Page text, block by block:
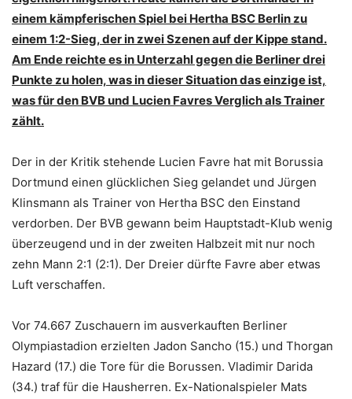
einem kämpferischen Spiel bei Hertha BSC Berlin zu
einem 1:2-Sieg, der in zwei Szenen auf der Kippe stand.
Am Ende reichte es in Unterzahl gegen die Berliner drei
Punkte zu holen, was in dieser Situation das einzige ist,
was für den BVB und Lucien Favres Verglich als Trainer
zählt.
Der in der Kritik stehende Lucien Favre hat mit Borussia
Dortmund einen glücklichen Sieg gelandet und Jürgen
Klinsmann als Trainer von Hertha BSC den Einstand
verdorben. Der BVB gewann beim Hauptstadt-Klub wenig
überzeugend und in der zweiten Halbzeit mit nur noch
zehn Mann 2:1 (2:1). Der Dreier dürfte Favre aber etwas
Luft verschaffen.
Vor 74.667 Zuschauern im ausverkauften Berliner
Olympiastadion erzielten Jadon Sancho (15.) und Thorgan
Hazard (17.) die Tore für die Borussen. Vladimir Darida
(34.) traf für die Hausherren. Ex-Nationalspieler Mats